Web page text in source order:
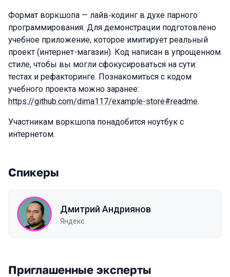
Формат воркшопа — лайв‑кодинг в духе парного
программирования. Для демонстрации подготовлено
учебное приложение, которое имитирует реальный
проект (интернет-магазин). Код написан в упрощенном
стиле, чтобы вы могли сфокусироваться на сути:
тестах и рефакторинге. Познакомиться с кодом
учебного проекта можно заранее:
https://github.com/dima117/example-store#readme.
Участникам воркшопа понадобится ноутбук с
интернетом.
Спикеры
Дмитрий Андриянов
Яндекс
Приглашенные эксперты